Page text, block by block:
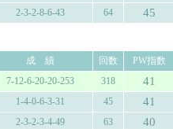
2-3-2-8-6-43 64 45
成 績 回数
PW指数
7-12-6-20-20-253 318 41
1-4-0-6-3-31 45 41
2-3-2-3-4-49 63 40